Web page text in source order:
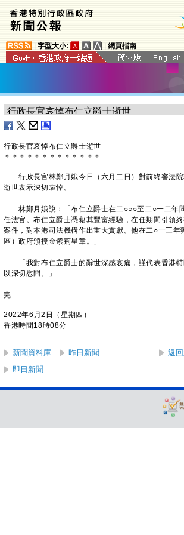
字型大小: 網頁指南
​行政長官哀悼布仁立爵士逝世
＊ ＊ ＊ ＊ ＊ ＊ ＊ ＊ ＊ ＊ ＊ ＊ ＊
行政長官林鄭月娥今日（六月二日）對前終審法院
逝世表示深切哀悼。
林鄭月娥說：「布仁立爵士在二○○○至二○一二年
任法官。布仁立爵士憑藉其豐富經驗，在任期間引領
案件，對本港司法機構作出重大貢獻。他在二○一三年
區）政府頒授金紫荊星章。」
「我對布仁立爵士的辭世深感哀痛，謹代表香港特
以深切慰問。」
完
2022年6月2日（星期四）
香港時間18時08分
新聞資料庫 昨日新聞 返
即日新聞